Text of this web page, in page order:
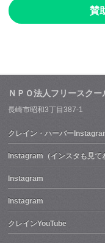
賛
ＮＰＯ法人フリースク
長崎市昭和3丁目387-1
クレイン・ハーバー
Instagram（インスタも見て
Instagram
Instagram
クレインYouTube